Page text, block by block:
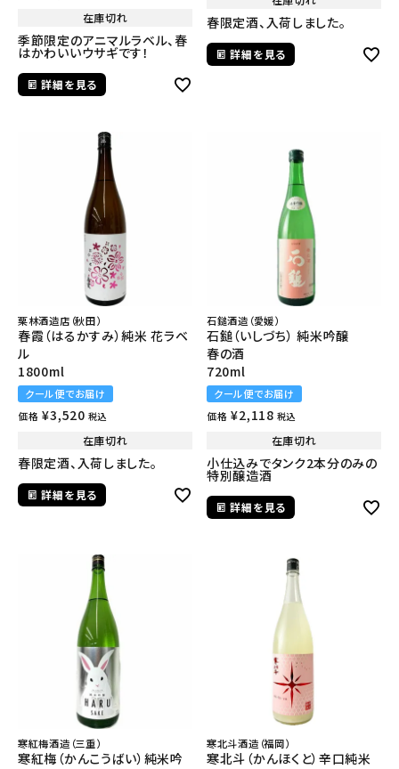
在庫切れ
季節限定のアニマルラベル、春
はかわいいウサギです！
詳細を見る
春限定酒、入荷しました。
詳細を見る
栗林酒造店（秋田）
春霞（はるかすみ）純米 花ラベ
ル
1800ml
クール便でお届け
価格 ¥3,520 税込
在庫切れ
春限定酒、入荷しました。
詳細を見る
石鎚酒造（愛媛）
石鎚（いしづち） 純米吟醸
春の酒
720ml
クール便でお届け
価格 ¥2,118 税込
在庫切れ
小仕込みでタンク2本分のみの
特別醸造酒
詳細を見る
寒紅梅酒造（三重）
寒紅梅（かんこうばい）純米吟
寒北斗酒造（福岡）
寒北斗（かんほくと）辛口純米